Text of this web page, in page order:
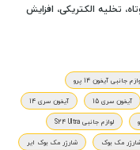
تخلیه الکتریکی، افزایش
جانبی آیفون 14 پرو
آیفون سری 15
آیفون سری 14
لوازم جانبی S24 Ultra
مک بوک
شارژر مک بوک ایر